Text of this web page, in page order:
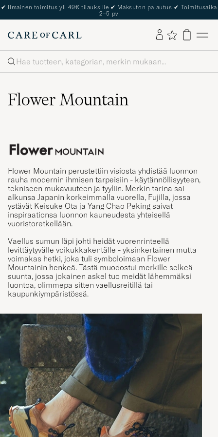
✔ Ilmainen toimitus yli 49€ tilauksille ✔ Maksuton palautus ✔ Toimitusaika
2–5 pv
Haku
Flower Mountain
Flower Mountain perustettiin visiosta yhdistää luonnon
rauha modernin ihmisen tarpeisiin - käytännöllisyyteen,
tekniseen mukavuuteen ja tyyliin. Merkin tarina sai
alkunsa Japanin korkeimmalla vuorella, Fujilla, jossa
ystävät Keisuke Ota ja Yang Chao Peking saivat
inspiraationsa luonnon kauneudesta yhteisellä
vuoristoretkellään.
Vaellus sumun läpi johti heidät vuorenrinteellä
levittäytyvälle voikukkakentälle - yksinkertainen mutta
voimakas hetki, joka tuli symboloimaan Flower
Mountainin henkeä. Tästä muodostui merkille selkeä
suunta, jossa jokainen askel tuo meidät lähemmäksi
luontoa, olimmepa sitten vaellusreitillä tai
kaupunkiympäristössä.